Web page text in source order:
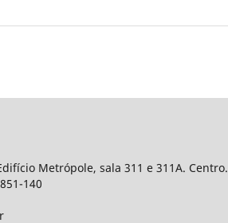
Metrópole, sala 311 e 311A. Centro.
140